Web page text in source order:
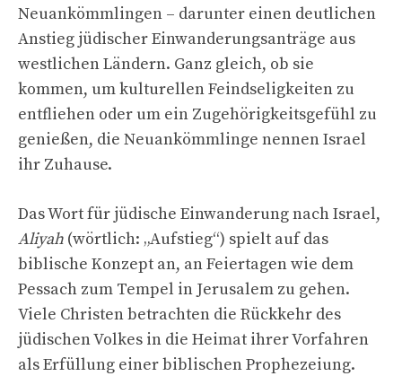
Neuankömmlingen – darunter einen deutlichen
Anstieg jüdischer Einwanderungsanträge aus
westlichen Ländern. Ganz gleich, ob sie
kommen, um kulturellen Feindseligkeiten zu
entfliehen oder um ein Zugehörigkeitsgefühl zu
genießen, die Neuankömmlinge nennen Israel
ihr Zuhause.
Das Wort für jüdische Einwanderung nach Israel,
Aliyah (wörtlich: „Aufstieg“) spielt auf das
biblische Konzept an, an Feiertagen wie dem
Pessach zum Tempel in Jerusalem zu gehen.
Viele Christen betrachten die Rückkehr des
jüdischen Volkes in die Heimat ihrer Vorfahren
als Erfüllung einer biblischen Prophezeiung.